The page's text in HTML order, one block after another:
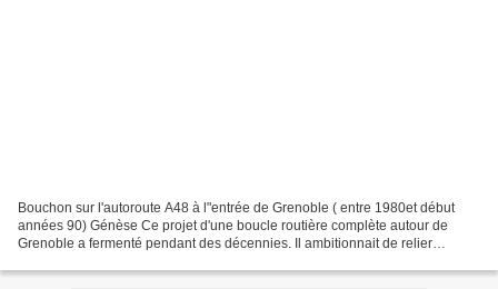
Bouchon sur l'autoroute A48 à l"entrée de Grenoble ( entre 1980et début
années 90) Génèse Ce projet d'une boucle routière complète autour de
Grenoble a fermenté pendant des décennies. Il ambitionnait de relier